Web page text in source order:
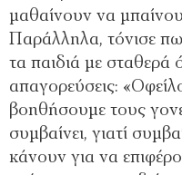
μαθαίνουν να
Παράλληλα, τόνισε
τα παιδιά με σταθερά
απαγορεύσεις:
βοηθήσουμε τους
συμβαίνει, γιατί
κάνουν για να